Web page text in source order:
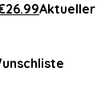
26.99Aktueller